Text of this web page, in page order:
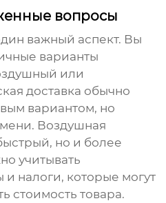
вопросы
важный аспект. Вы
варианты
или
доставка обычно
вариантом, но
Воздушная
но и более
учитывать
налоги, которые могут
стоимость товара.